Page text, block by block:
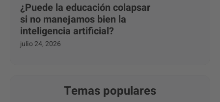
¿Puede la educación colapsar
si no manejamos bien la
inteligencia artificial?
julio 24, 2026
Temas populares